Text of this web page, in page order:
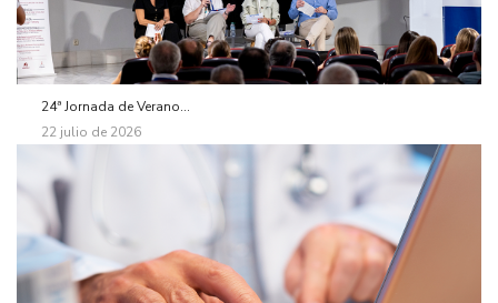
24ª Jornada de Verano...
22 julio de 2026